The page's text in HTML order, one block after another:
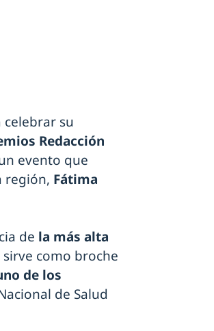
celebrar su
Redacción
evento que
región, Fátima
de la más alta
sirve como broche
de los
de Salud